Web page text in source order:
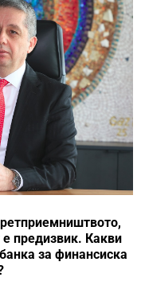
предизвик. Какви
за финансиска